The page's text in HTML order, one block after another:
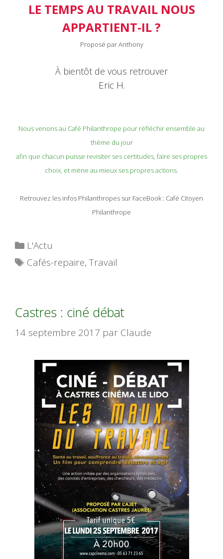
LE TEMPS AU TRAVAIL NOUS
APPARTIENT-IL ?
Proposé par Anthony
À bientôt de vous retrouver
Eric H.
Nous venons au Café Philanthrope pour réfléchir ensemble au
thème du jour
afin que chacun puisse revisiter ses certitudes, faire ses propres
choix, et mène au mieux ses propres actions.
Retrouvez les infos Philanthropes sur FaceBook : Café Citoyen
Philanthrope
Catégories
L'Actu
Étiquettes
Cafés-repaire,Travail
Castres : ciné débat
14 septembre 2017 par Claude